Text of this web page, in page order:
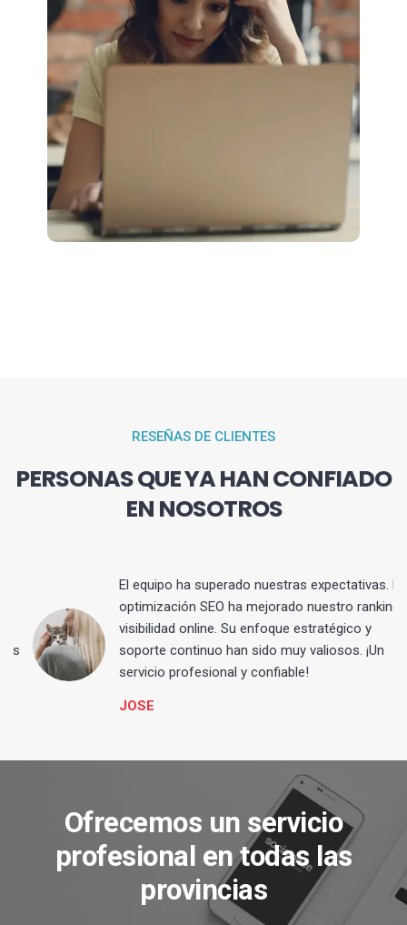
RESEÑAS DE CLIENTES
PERSONAS QUE YA HAN CONFIADO
EN NOSOTROS
El equipo ha superado nuestras expectativas. La
optimización SEO ha mejorado nuestro ranking y
visibilidad online. Su enfoque estratégico y
soporte continuo han sido muy valiosos. ¡Un
servicio profesional y confiable!
JOSE
Ofrecemos un servicio
profesional en todas las
provincias